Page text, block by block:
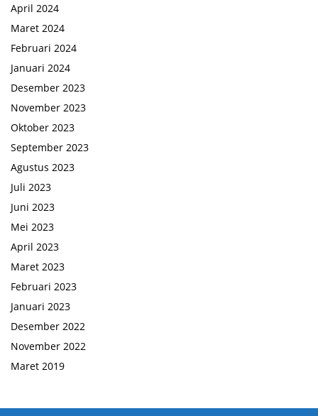
April 2024
Maret 2024
Februari 2024
Januari 2024
Desember 2023
November 2023
Oktober 2023
September 2023
Agustus 2023
Juli 2023
Juni 2023
Mei 2023
April 2023
Maret 2023
Februari 2023
Januari 2023
Desember 2022
November 2022
Maret 2019